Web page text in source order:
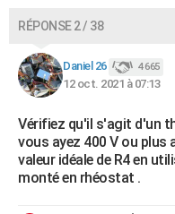
RÉPONSE 2 / 38
Daniel 26 4 665
12 oct. 2021 à 07:13
Vérifiez qu'il s'agit d'un
vous ayez 400 V ou plus
valeur idéale de R4 en
monté en rhéostat .